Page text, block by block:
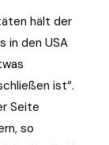
hält der
in den USA
ist“.
Seite
so